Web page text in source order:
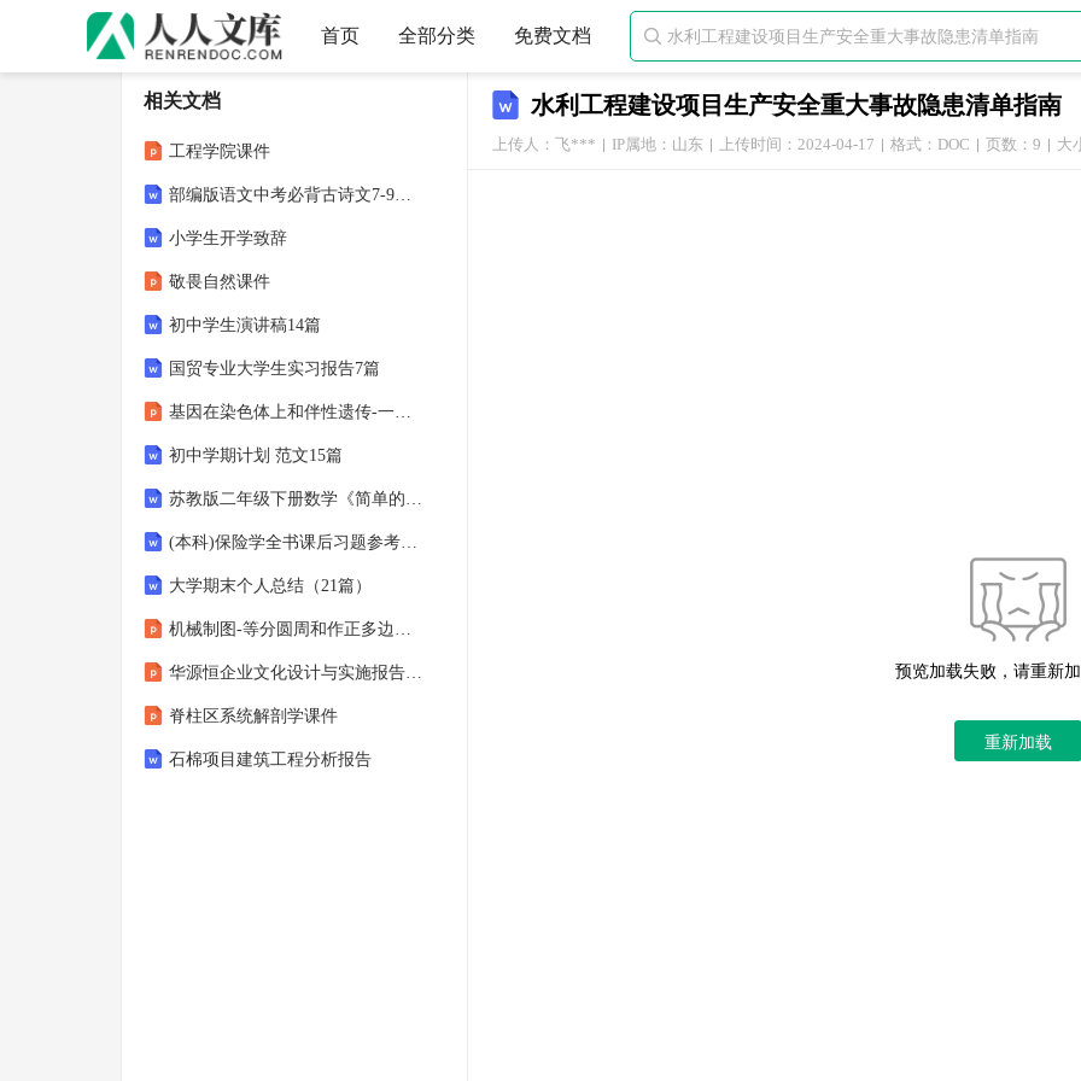
首页 全部分类 免费文档 
水利工程建设项目生产安全重大事故隐患清单指南
上传人：飞*** IP属地：山东 上传时间：2024-04-17 格式：DOC 页数：9 大
预览加载失败，请重新
重新加载
相关文档
工程学院课件
部编版语文中考必背古诗文7-9年级
小学生开学致辞
敬畏自然课件
初中学生演讲稿14篇
国贸专业大学生实习报告7篇
基因在染色体上和伴性遗传-一轮复习课件
初中学期计划 范文15篇
苏教版二年级下册数学《简单的单位换算》教案
(本科)保险学全书课后习题参考答案(1-10章)
大学期末个人总结（21篇）
机械制图-等分圆周和作正多边形课件
华源恒企业文化设计与实施报告课件
脊柱区系统解剖学课件
石棉项目建筑工程分析报告